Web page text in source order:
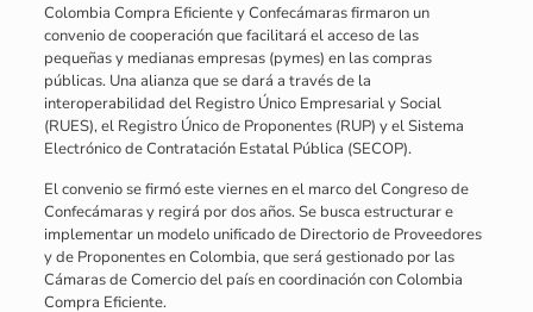
Colombia Compra Eficiente y Confecámaras firmaron un
convenio de cooperación que facilitará el acceso de las
pequeñas y medianas empresas (pymes) en las compras
públicas. Una alianza que se dará a través de la
interoperabilidad del Registro Único Empresarial y Social
(RUES), el Registro Único de Proponentes (RUP) y el Sistema
Electrónico de Contratación Estatal Pública (SECOP).
El convenio se firmó este viernes en el marco del Congreso de
Confecámaras y regirá por dos años. Se busca estructurar e
implementar un modelo unificado de Directorio de Proveedores
y de Proponentes en Colombia, que será gestionado por las
Cámaras de Comercio del país en coordinación con Colombia
Compra Eficiente.